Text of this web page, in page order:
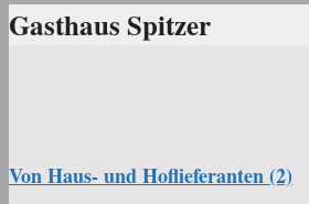
Gasthaus Spitzer
Von Haus- und Hoflieferanten (2)